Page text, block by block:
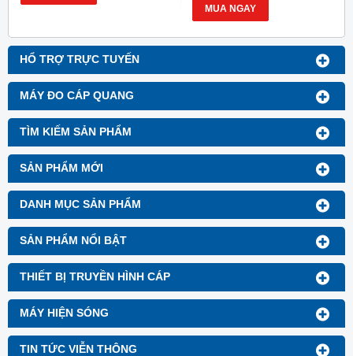
HỔ TRỢ TRỰC TUYẾN
MÁY ĐO CÁP QUANG
TÌM KIẾM SẢN PHẨM
SẢN PHẨM MỚI
DANH MỤC SẢN PHẨM
SẢN PHẨM NỔI BẬT
THIẾT BỊ TRUYỀN HÌNH CÁP
MÁY HIỆN SÓNG
TIN TỨC VIỄN THÔNG
MUA NGAY